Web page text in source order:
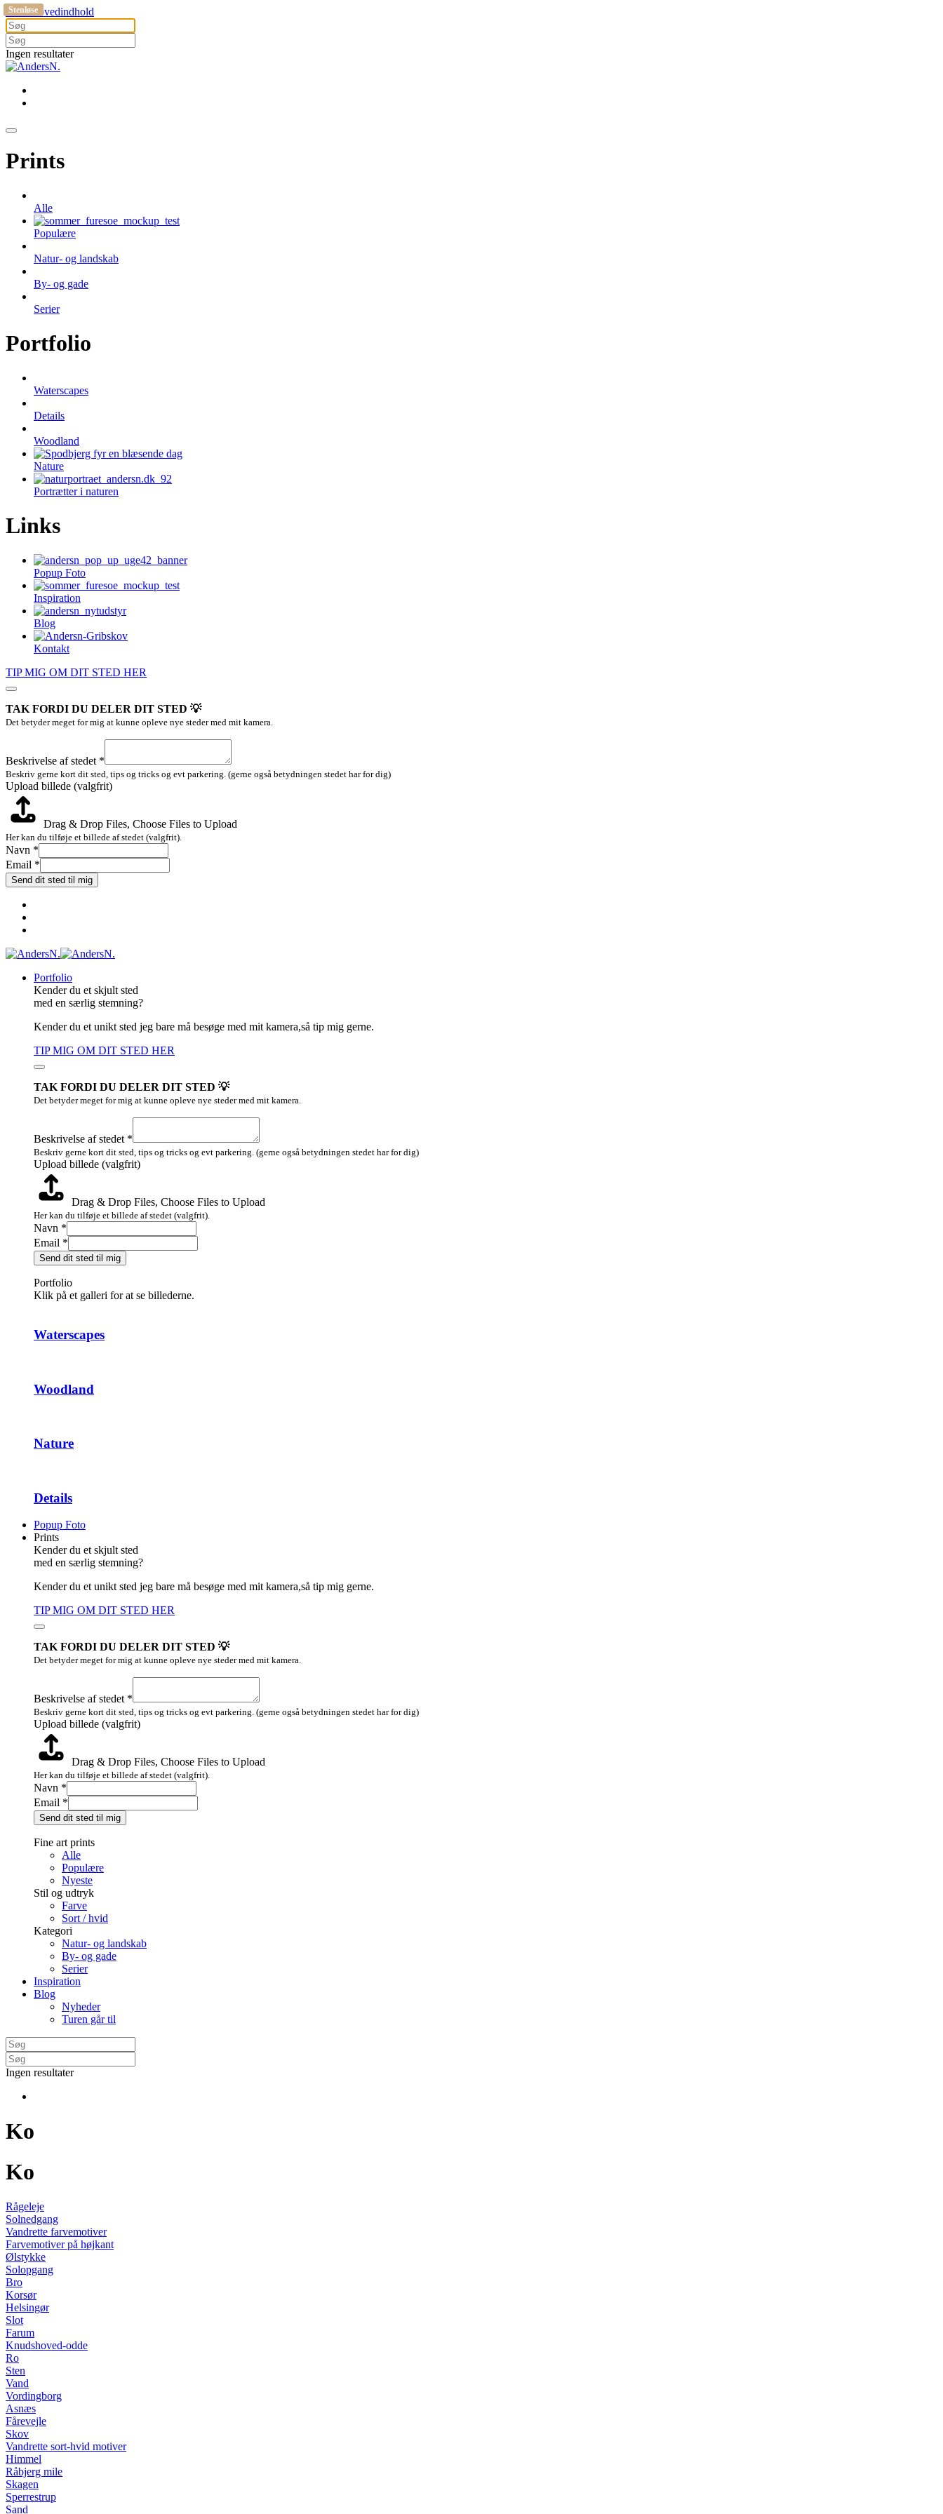
Gå til hovedindhold
Ingen resultater
Prints
Alle
Populære
Natur- og landskab
By- og gade
Serier
Portfolio
Waterscapes
Details
Woodland
Nature
Portrætter i naturen
Links
Popup Foto
Inspiration
Blog
Kontakt
TIP MIG OM DIT STED HER
TAK FORDI DU DELER DIT STED 💡
Det betyder meget for mig at kunne opleve nye steder med mit kamera.
billede
af
Beskrivelse af stedet *
Beskriv gerne kort dit sted, tips og tricks og evt parkering. (gerne også betydningen stedet har for dig)
Upload billede (valgfrit)
Drag & Drop Files, Choose Files to Upload
Her kan du tilføje et billede af stedet (valgfrit).
Navn *
Email *
Send dit sted til mig
Portfolio
Kender du et skjult sted
med en særlig stemning?
Kender du et unikt sted jeg bare må besøge med mit kamera,så tip mig gerne.
TIP MIG OM DIT STED HER
TAK FORDI DU DELER DIT STED 💡
Det betyder meget for mig at kunne opleve nye steder med mit kamera.
(valgfrit)
Layout
Beskrivelse af stedet *
Beskriv gerne kort dit sted, tips og tricks og evt parkering. (gerne også betydningen stedet har for dig)
Upload billede (valgfrit)
Drag & Drop Files, Choose Files to Upload
Her kan du tilføje et billede af stedet (valgfrit).
Navn *
Email *
Send dit sted til mig
Portfolio
Klik på et galleri for at se billederne.
Waterscapes
Woodland
Nature
Details
Popup Foto
Prints
Kender du et skjult sted
med en særlig stemning?
Kender du et unikt sted jeg bare må besøge med mit kamera,så tip mig gerne.
TIP MIG OM DIT STED HER
TAK FORDI DU DELER DIT STED 💡
Det betyder meget for mig at kunne opleve nye steder med mit kamera.
stedet
af
Beskrivelse af stedet *
Beskriv gerne kort dit sted, tips og tricks og evt parkering. (gerne også betydningen stedet har for dig)
Upload billede (valgfrit)
Drag & Drop Files, Choose Files to Upload
Her kan du tilføje et billede af stedet (valgfrit).
Navn *
Email *
Send dit sted til mig
Fine art prints
Alle
Populære
Nyeste
Stil og udtryk
Farve
Sort / hvid
Kategori
Natur- og landskab
By- og gade
Serier
Inspiration
Blog
Nyheder
Turen går til
Ingen resultater
Ko
Ko
Rågeleje
Solnedgang
Vandrette farvemotiver
Farvemotiver på højkant
Ølstykke
Solopgang
Bro
Korsør
Helsingør
Slot
Farum
Knudshoved-odde
Ro
Sten
Vand
Vordingborg
Asnæs
Fårevejle
Skov
Vandrette sort-hvid motiver
Himmel
Råbjerg mile
Skagen
Sperrestrup
Sand
Stenløse